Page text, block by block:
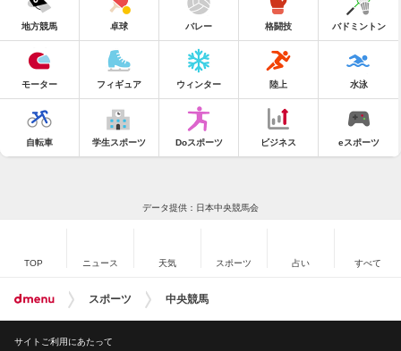
地方競馬 卓球 バレー 格闘技 バドミントン
モーター フィギュア ウィンター 陸上 水泳
自転車 学生スポーツ Doスポーツ ビジネス eスポーツ
データ提供：日本中央競馬会
TOP ニュース 天気 スポーツ 占い すべて
スポーツ 中央競馬
サイトご利用にあたって